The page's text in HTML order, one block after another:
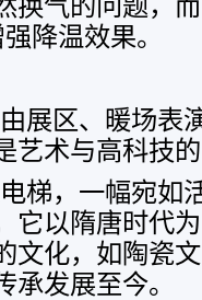
换气的问题，
降温效果。
展区、暖场表
艺术与高科技
梯，一幅宛如
它以隋唐时代
文化，如陶瓷
承发展至今。